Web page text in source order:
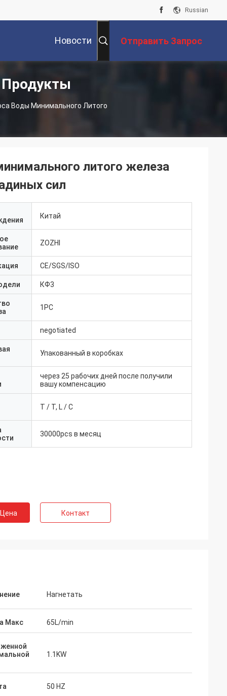
Russian
Новости
Компании
Отправить Запрос
Продукты
Воды Минимального Литого
литого железа
сил
Китай
ZOZHI
CE/SGS/ISO
КФ3
1PC
negotiated
Упакованный в коробках
через 25 рабочих дней после получили
вашу компенсацию
T / T, L / C
30000pcs в месяц
Контакт
Нагнетать
Макс 65L/min
1.1KW
50 HZ